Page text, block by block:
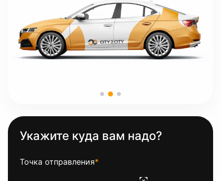
Укажите куда вам надо?
Точка отправления*